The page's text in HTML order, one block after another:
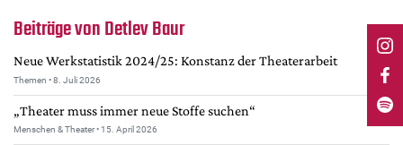
Beiträge von Detlev Baur
Neue Werkstatistik 2024/25: Konstanz der Theaterarbeit
Themen • 8. Juli 2026
„Theater muss immer neue Stoffe suchen“
Menschen & Theater • 15. April 2026